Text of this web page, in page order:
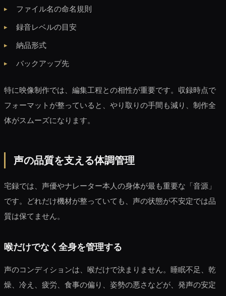
ファイル名の命名規則
録音レベルの目安
納品形式
バックアップ先
特に映像制作では、編集工程との相性が重要です。収録時点で
フォーマットが整っていると、やり取りの手間も減り、制作全
体がスムーズになります。
声の品質を支える体調管理
宅録では、声優やナレーター本人の身体が最も重要な「音源」
です。どれだけ機材が整っていても、声の状態が不安定では品
質は保てません。
喉だけでなく全身を管理する
声のコンディションは、喉だけで決まりません。睡眠不足、乾
燥、冷え、疲労、食事の偏り、姿勢の悪さなどが、発声の安定